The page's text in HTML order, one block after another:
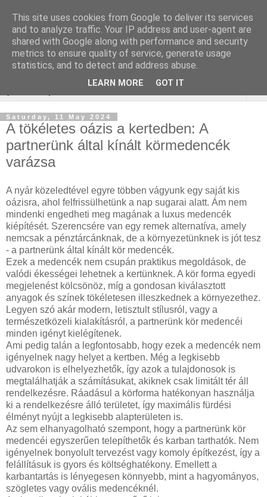
Online marketing - Teljes
körű marketing megoldások
Saturday, 11 May 2024
A tökéletes oázis a kertedben: A
partnerünk által kínált körmedencék
varázsa
A nyár közeledtével egyre többen vágyunk egy saját kis
oázisra, ahol felfrissülhetünk a nap sugarai alatt. Ám nem
mindenki engedheti meg magának a luxus medencék
kiépítését. Szerencsére van egy remek alternatíva, amely
nemcsak a pénztárcánknak, de a környezetünknek is jót tesz
- a partnerünk által kínált kör medencék.
Ezek a medencék nem csupán praktikus megoldások, de
valódi ékességei lehetnek a kertünknek. A kör forma egyedi
megjelenést kölcsönöz, míg a gondosan kiválasztott
anyagok és színek tökéletesen illeszkednek a környezethez.
Legyen szó akár modern, letisztult stílusról, vagy a
természetközeli kialakításról, a partnerünk kör medencéi
minden igényt kielégítenek.
Ami pedig talán a legfontosabb, hogy ezek a medencék nem
igényelnek nagy helyet a kertben. Még a legkisebb
udvarokon is elhelyezhetők, így azok a tulajdonosok is
megtalálhatják a számításukat, akiknek csak limitált tér áll
rendelkezésre. Ráadásul a körforma hatékonyan használja
ki a rendelkezésre álló területet, így maximális fürdési
élményt nyújt a legkisebb alapterületen is.
Az sem elhanyagolható szempont, hogy a partnerünk kör
medencéi egyszerűen telepíthetők és karban tarthatók. Nem
igényelnek bonyolult tervezést vagy komoly építkezést, így a
felállításuk is gyors és költséghatékony. Emellett a
karbantartás is lényegesen könnyebb, mint a hagyományos,
szögletes vagy ovális medencéknél.
This site uses cookies from Google to deliver its services
and to analyze traffic. Your IP address and user-agent are
shared with Google along with performance and security
metrics to ensure quality of service, generate usage
statistics, and to detect and address abuse.
LEARN MORE GOT IT